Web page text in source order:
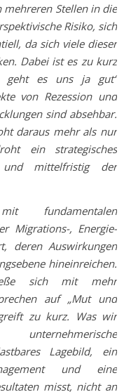
mehreren Stellen in die
Risiko, sich
da sich viele dieser
Dabei ist es zu kurz
geht es uns ja gut“
von Rezession und
sind absehbar.
daraus mehr als nur
ein strategisches
und mittelfristig der
fundamentalen
Migrations-, Energie-
deren Auswirkungen
hineinreichen.
sich mit mehr
auf „Mut und
zu kurz. Was wir
Lagebild, ein
und eine
misst, nicht an